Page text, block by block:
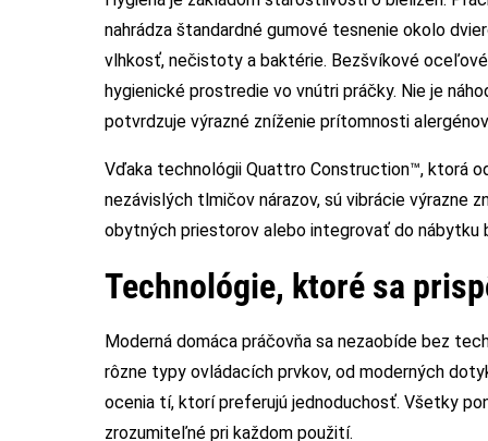
nahrádza štandardné gumové tesnenie okolo
vlhkosť, nečistoty a baktérie. Bezšvíkové
hygienické prostredie vo vnútri práčky. Nie je
potvrdzuje výrazné zníženie prítomnosti
Vďaka technológii Quattro Construction™, ktorá
nezávislých tlmičov nárazov, sú vibrácie výrazne
obytných priestorov alebo integrovať do nábytku
Technológie, ktoré sa
Moderná domáca práčovňa sa nezaobíde bez
rôzne typy ovládacích prvkov, od moderných
ocenia tí, ktorí preferujú jednoduchosť. Všetky
zrozumiteľné pri každom použití.